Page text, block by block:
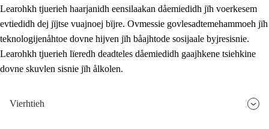
Learohkh tjuerieh haarjanidh eensilaakan dåemiedidh jïh voerkesem
evtiedidh dej jïjtse vuajnoej bïjre. Ovmessie govlesadtemehammoeh jïh
teknologijenåhtoe dovne hijven jïh båajhtode sosijaale byjresisnie.
Learohkh tjuerieh lïeredh deadteles dåemiedidh gaajhkene tsiehkine
dovne skuvlen sisnie jïh ålkolen.
Vierhtieh